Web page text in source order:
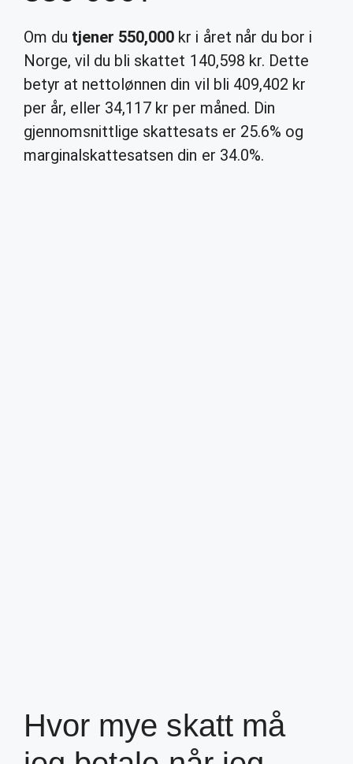
Om du tjener 550,000 kr i året når du bor i
Norge, vil du bli skattet 140,598 kr. Dette
betyr at nettolønnen din vil bli 409,402 kr
per år, eller 34,117 kr per måned. Din
gjennomsnittlige skattesats er 25.6% og
marginalskattesatsen din er 34.0%.
Hvor mye skatt må